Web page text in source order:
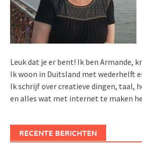
Leuk dat je er bent! Ik ben Armande,
Ik woon in Duitsland met wederhelft
Ik schrijf over creatieve dingen, taal,
en alles wat met internet te maken
RECENTE BERICHTEN